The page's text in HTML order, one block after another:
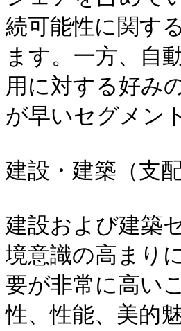
続可能性に関す
ます。一方、自
用に対する好み
が早いセグメン
建設・建築（支
建設および建築
境意識の高まり
要が非常に高い
性、性能、美的